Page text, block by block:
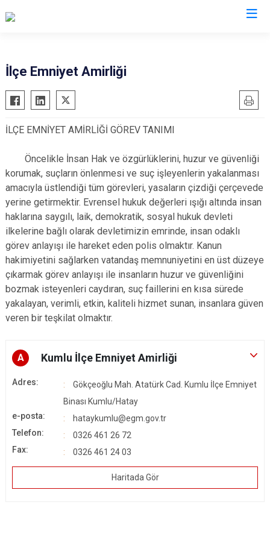
Altınözü
Belen
Dörtyol
Hassa
İskenderun
Kırıkhan
Kumlu
Yayladağı
Arsuz
Antakya
Defne
İlçe Emniyet Amirliği
İLÇE EMNİYET AMİRLİĞİ GÖREV TANIMI
Öncelikle İnsan Hak ve özgürlüklerini, huzur ve güvenliği
korumak, suçların önlenmesi ve suç işleyenlerin yakalanması
amacıyla üstlendiği tüm görevleri, yasaların çizdiği çerçevede
yerine getirmektir. Evrensel hukuk değerleri ışığı altında insan
haklarına saygılı, laik, demokratik, sosyal hukuk devleti
ilkelerine bağlı olarak devletimizin emrinde, insan odaklı
görev anlayışı ile hareket eden polis olmaktır. Kanun
hakimiyetini sağlarken vatandaş memnuniyetini en üst düzeye
çıkarmak görev anlayışı ile insanların huzur ve güvenliğini
bozmak isteyenleri caydıran, suç faillerini en kısa sürede
yakalayan, verimli, etkin, kaliteli hizmet sunan, insanlara güven
veren bir teşkilat olmaktır.
A Kumlu İlçe Emniyet Amirliği
Adres:
Gökçeoğlu Mah. Atatürk Cad. Kumlu İlçe Emniyet
Binası Kumlu/Hatay
e-posta:
hataykumlu@egm.gov.tr
Telefon:
0326 461 26 72
Fax:
0326 461 24 03
Haritada Gör